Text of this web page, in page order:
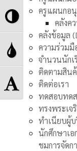
Toggle
High
Contrast
Toggle
Grayscale
Toggle
Font
size
ครูแผนกอ
คลังค
คลังข้อมูล
ความร่วม
จำนวนนัก
ติดตามสิน
ติดต่อเรา
ทดสอบทด
ทรงพระเ
ทำเนียบผู้
นักศึกษาเ
ชมการจัดก